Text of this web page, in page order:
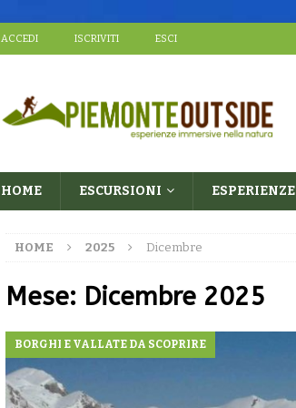
ACCEDI ISCRIVITI ESCI
HOME ESCURSIONI ESPERIENZE
HOME 2025 Dicembre
Mese: Dicembre 2025
BORGHI E VALLATE DA SCOPRIRE